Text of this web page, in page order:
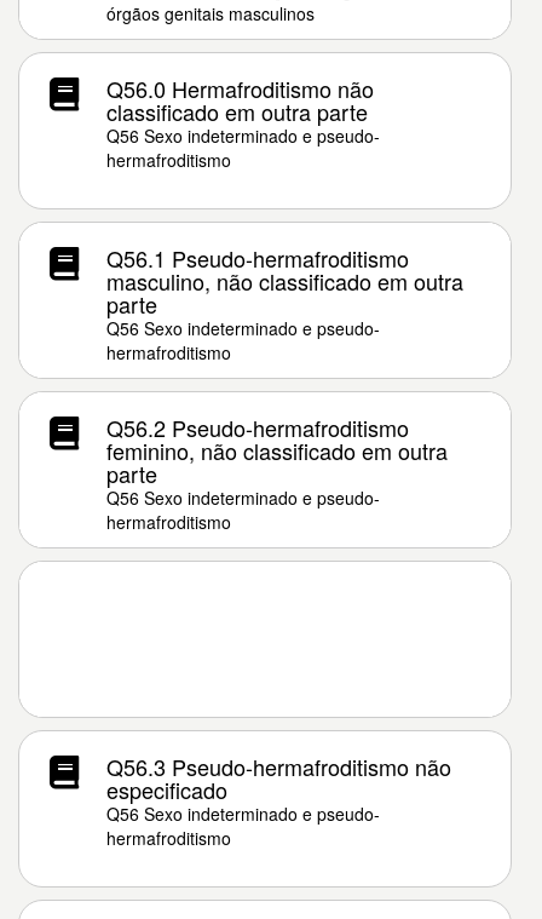
órgãos genitais masculinos
Q56.0 Hermafroditismo não
classificado em outra parte
Q56 Sexo indeterminado e pseudo-
hermafroditismo
Q56.1 Pseudo-hermafroditismo
masculino, não classificado em outra
parte
Q56 Sexo indeterminado e pseudo-
hermafroditismo
Q56.2 Pseudo-hermafroditismo
feminino, não classificado em outra
parte
Q56 Sexo indeterminado e pseudo-
hermafroditismo
Q56.3 Pseudo-hermafroditismo não
especificado
Q56 Sexo indeterminado e pseudo-
hermafroditismo